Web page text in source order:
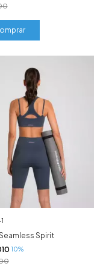
Spirit
10%